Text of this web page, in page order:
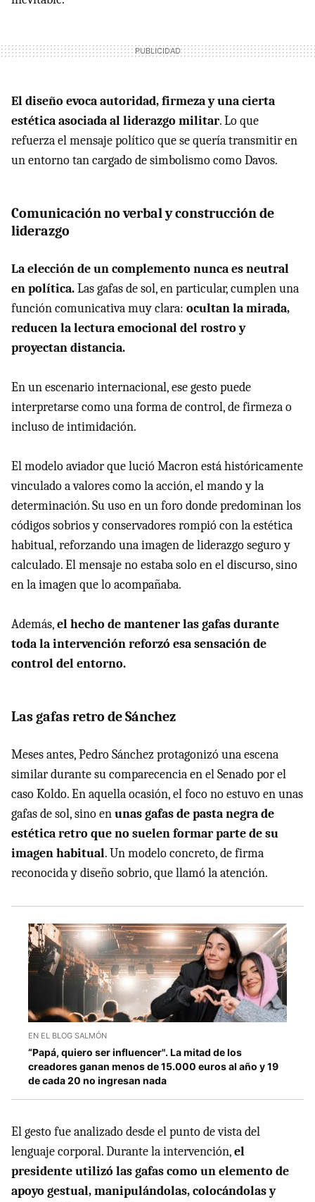
El diseño evoca autoridad, firmeza y una cierta
estética asociada al liderazgo militar. Lo que
refuerza el mensaje político que se quería transmitir en
un entorno tan cargado de simbolismo como Davos.
Comunicación no verbal y construcción de
liderazgo
La elección de un complemento nunca es neutral
en política.Las gafas de sol, en particular, cumplen una
función comunicativa muy clara: ocultan la mirada,
reducen la lectura emocional del rostro y
proyectan distancia.
En un escenario internacional, ese gesto puede
interpretarse como una forma de control, de firmeza o
incluso de intimidación.
El modelo aviador que lució Macron está históricamente
vinculado a valores como la acción, el mando y la
determinación. Su uso en un foro donde predominan los
códigos sobrios y conservadores rompió con la estética
habitual, reforzando una imagen de liderazgo seguro y
calculado. El mensaje no estaba solo en el discurso, sino
en la imagen que lo acompañaba.
Además,el hecho de mantener las gafas durante
toda la intervención reforzó esa sensación de
control del entorno.
Las gafas retro de Sánchez
Meses antes, Pedro Sánchez protagonizó una escena
similar durante su comparecencia en el Senado por el
caso Koldo. En aquella ocasión, el foco no estuvo en unas
gafas de sol, sino enunas gafas de pasta negra de
estética retro que no suelen formar parte de su
imagen habitual. Un modelo concreto, de firma
reconocida y diseño sobrio, que llamó la atención.
EN EL BLOG SALMÓN
“Papá, quiero ser influencer". La mitad de los
creadores ganan menos de 15.000 euros al año y 19
de cada 20 no ingresan nada
El gesto fue analizado desde el punto de vista del
lenguaje corporal. Durante la intervención,el
presidente utilizó las gafas como un elemento de
apoyo gestual, manipulándolas, colocándolas y